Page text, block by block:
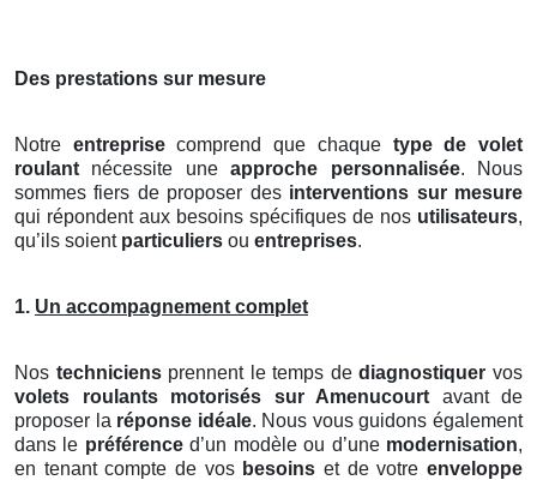
Des prestations sur mesure
Notre entreprisecomprend que chaque type de volet
roulant nécessite uneapproche personnalisée. Nous
sommes fiers de proposer des interventions sur mesure
qui répondent aux besoins spécifiques de nos utilisateurs,
qu’ils soient particuliers ou entreprises.
1. Un accompagnement complet
Nos techniciensprennent le temps dediagnostiquer vos
volets roulants motorisés
sur Amenucourt avant de
proposer la réponse idéale. Nous vous guidons également
dans le préférenced’un modèle ou d’une modernisation,
en tenant compte de vos besoins et de votreenveloppe